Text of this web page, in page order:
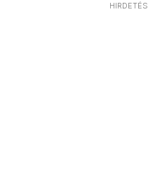
HIRDETÉS